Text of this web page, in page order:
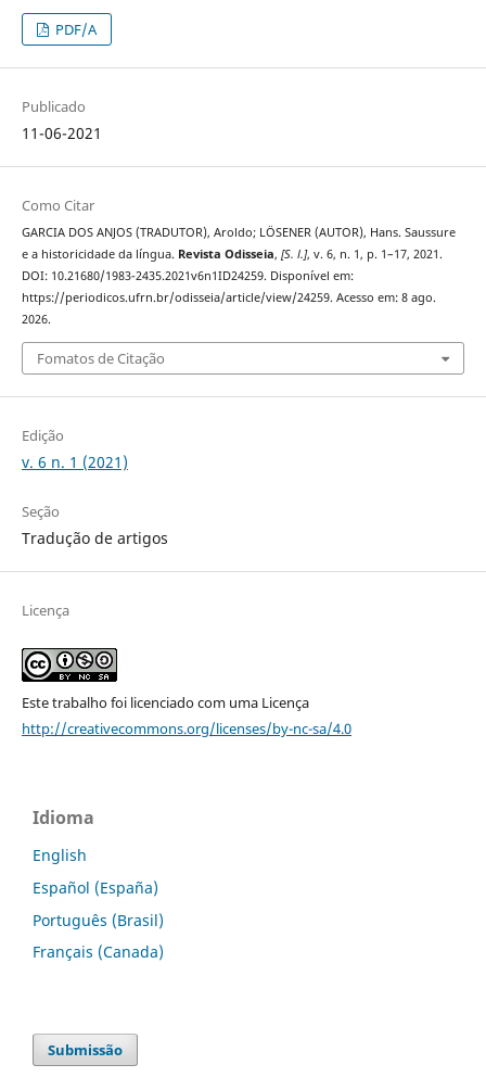
PDF/A
Publicado
11-06-2021
Como Citar
GARCIA DOS ANJOS (TRADUTOR), Aroldo; LÖSENER (AUTOR), Hans. Saussure
e a historicidade da língua. Revista Odisseia, [S. l.], v. 6, n. 1, p. 1–17, 2021.
DOI: 10.21680/1983-2435.2021v6n1ID24259. Disponível em:
https://periodicos.ufrn.br/odisseia/article/view/24259. Acesso em: 8 ago.
2026.
Fomatos de Citação
Edição
v. 6 n. 1 (2021)
Seção
Tradução de artigos
Licença
Este trabalho foi licenciado com uma Licença
http://creativecommons.org/licenses/by-nc-sa/4.0
Idioma
English
Español (España)
Português (Brasil)
Français (Canada)
Submissão